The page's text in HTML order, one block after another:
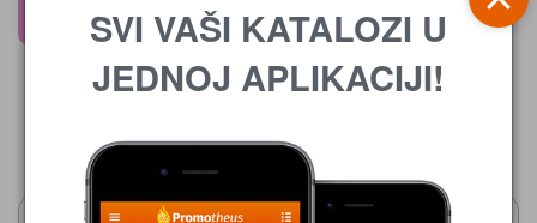
Gomex
Cena
SVI VAŠI KATALOZI U
JEDNOJ APLIKACIJI!